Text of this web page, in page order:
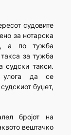
судовите
за нотарска
а по тужба
за тужба
судски такси.
улога да се
буџет,
бројот на
вештачко